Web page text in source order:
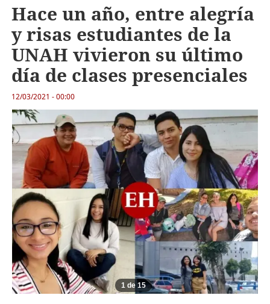
Hace un año, entre alegría
y risas estudiantes de la
UNAH vivieron su último
día de clases presenciales
12/03/2021 - 00:00
1 de 15